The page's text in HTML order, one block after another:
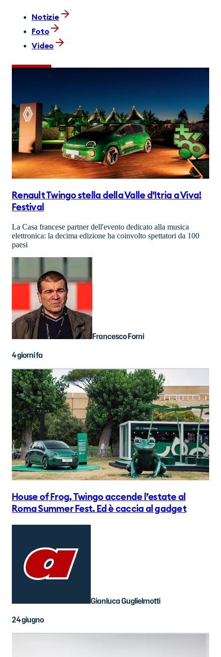
Notizie
Foto
Video
Renault Twingo stella della Valle d'Itria a Viva!
Festival
La Casa francese partner dell'evento dedicato alla musica
elettronica: la decima edizione ha coinvolto spettatori da 100
paesi
Francesco Forni
4 giorni fa
House of Frog, Twingo accende l’estate al
Roma Summer Fest. Ed è caccia al gadget
Gianluca Guglielmotti
24 giugno